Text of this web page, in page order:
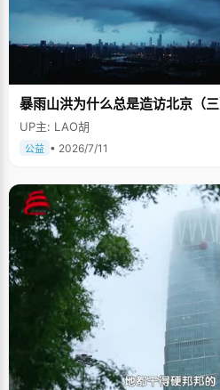
暴雨山洪为什么总是造访北京（三
UP主: LAO胡
公益 • 2026/7/11